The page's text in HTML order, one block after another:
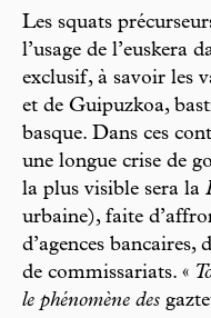
Les squats
l’usage de l’euskera
exclusif, à savoir les
et de Guipuzkoa,
basque. Dans ces
une longue crise de
la plus visible sera la
urbaine), faite
d’agences
de commissariats. «
le phénomène des